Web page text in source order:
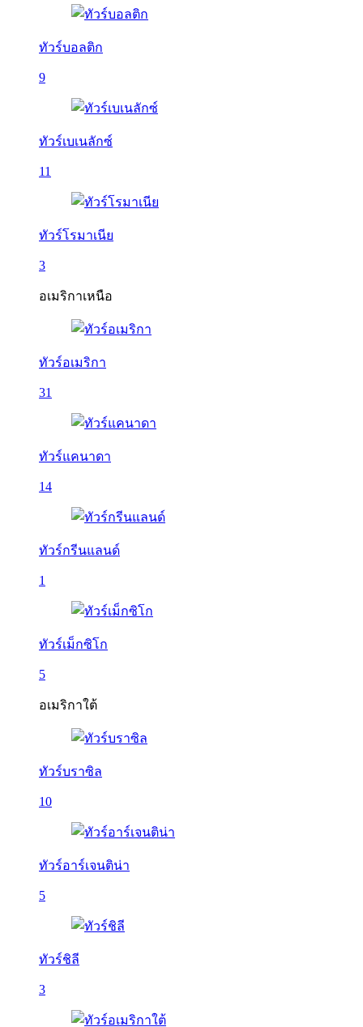
ทัวร์บอลติก
9
ทัวร์เบเนลักซ์
11
ทัวร์โรมาเนีย
3
อเมริกาเหนือ
ทัวร์อเมริกา
31
ทัวร์แคนาดา
14
ทัวร์กรีนแลนด์
1
ทัวร์เม็กซิโก
5
อเมริกาใต้
ทัวร์บราซิล
10
ทัวร์อาร์เจนติน่า
5
ทัวร์ชิลี
3